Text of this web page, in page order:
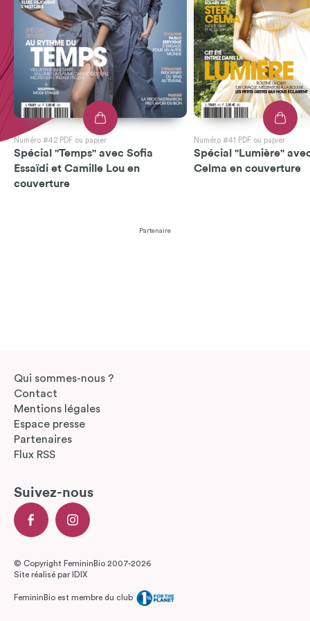
Numéro #42 PDF ou papier
Spécial "Temps" avec Sofia
Essaïdi et Camille Lou en
couverture
Numéro #41 PDF ou papier
Spécial "Lumière"
Celma en couverture
Partenaire
Qui sommes-nous ?
Contact
Mentions légales
Espace presse
Partenaires
Flux RSS
Suivez-nous
© Copyright FemininBio 2007-2026
Site réalisé par
IDIX
FemininBio est membre du club